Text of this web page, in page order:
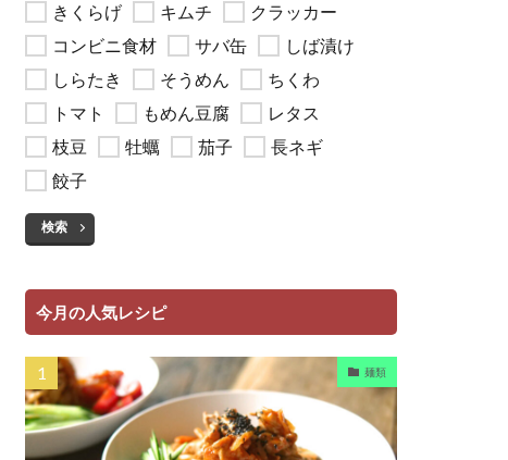
きくらげ
キムチ
クラッカー
コンビニ食材
サバ缶
しば漬け
しらたき
そうめん
ちくわ
トマト
もめん豆腐
レタス
枝豆
牡蠣 茄子
長ネギ
餃子
検索
今月の人気レシピ
麺類